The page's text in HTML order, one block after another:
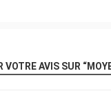
VOTRE AVIS SUR